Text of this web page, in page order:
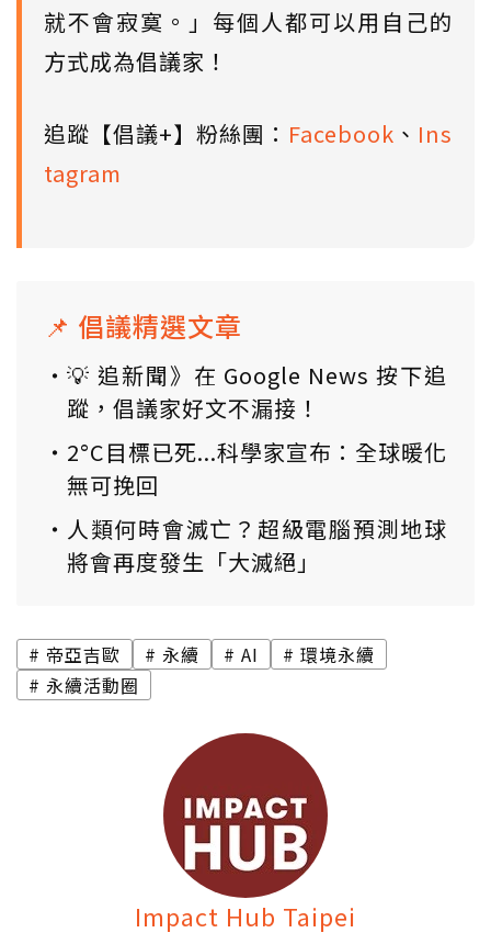
就不會寂寞。」每個人都可以用自己的
方式成為倡議家！
追蹤【倡議+】粉絲團： Facebook 、 Ins
tagram
📌 倡議精選文章
💡 追新聞》在 Google News 按下追
蹤，倡議家好文不漏接！
2°C目標已死...科學家宣布：全球暖化
無可挽回
人類何時會滅亡？超級電腦預測地球
將會再度發生「大滅絕」
帝亞吉歐 永續 AI
環境永續
永續活動圈
Impact Hub Taipei